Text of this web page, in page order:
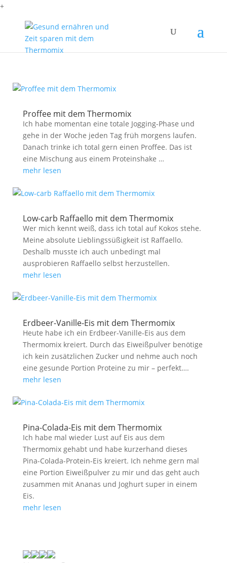
+
Proffee mit dem Thermomix
Ich habe momentan eine totale Jogging-Phase und
gehe in der Woche jeden Tag früh morgens laufen.
Danach trinke ich total gern einen Proffee. Das ist
eine Mischung aus einem Proteinshake …
mehr lesen
Low-carb Raffaello mit dem Thermomix
Wer mich kennt weiß, dass ich total auf Kokos stehe.
Meine absolute Lieblingssüßigkeit ist Raffaello.
Deshalb musste ich auch unbedingt mal
ausprobieren Raffaello selbst herzustellen.
mehr lesen
Erdbeer-Vanille-Eis mit dem Thermomix
Heute habe ich ein Erdbeer-Vanille-Eis aus dem
Thermomix kreiert. Durch das Eiweißpulver benötige
ich kein zusätzlichen Zucker und nehme auch noch
eine gesunde Portion Proteine zu mir – perfekt….
mehr lesen
Pina-Colada-Eis mit dem Thermomix
Ich habe mal wieder Lust auf Eis aus dem
Thermomix gehabt und habe kurzerhand dieses
Pina-Colada-Protein-Eis kreiert. Ich nehme gern mal
eine Portion Eiweißpulver zu mir und das geht auch
zusammen mit Ananas und Joghurt super in einem
Eis.
mehr lesen